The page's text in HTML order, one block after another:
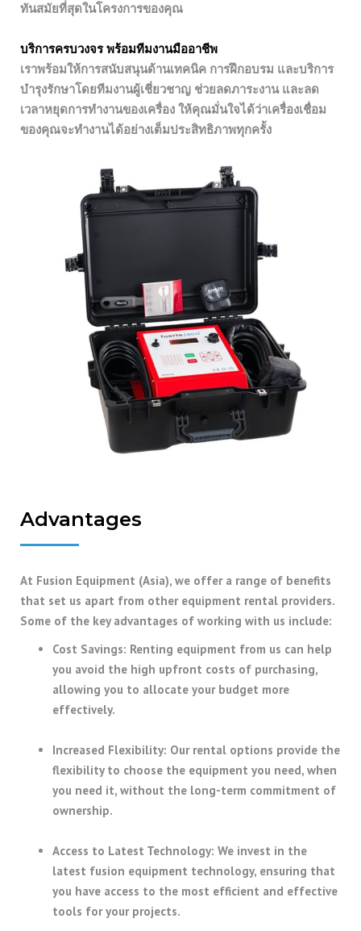
ทันสมัยที่สุดในโครงการของคุณ
บริการครบวงจร พร้อมทีมงานมืออาชีพ
เราพร้อมให้การสนับสนุนด้านเทคนิค การฝึกอบรม และบริการ
บำรุงรักษาโดยทีมงานผู้เชี่ยวชาญ ช่วยลดภาระงาน และลด
เวลาหยุดการทำงานของเครื่อง ให้คุณมั่นใจได้ว่าเครื่องเชื่อม
ของคุณจะทำงานได้อย่างเต็มประสิทธิภาพทุกครั้ง
Advantages
At Fusion Equipment (Asia), we offer a range of benefits
that set us apart from other equipment rental providers.
Some of the key advantages of working with us include:
Cost Savings: Renting equipment from us can help
you avoid the high upfront costs of purchasing,
allowing you to allocate your budget more
effectively.
Increased Flexibility: Our rental options provide the
flexibility to choose the equipment you need, when
you need it, without the long-term commitment of
ownership.
Access to Latest Technology: We invest in the
latest fusion equipment technology, ensuring that
you have access to the most efficient and effective
tools for your projects.